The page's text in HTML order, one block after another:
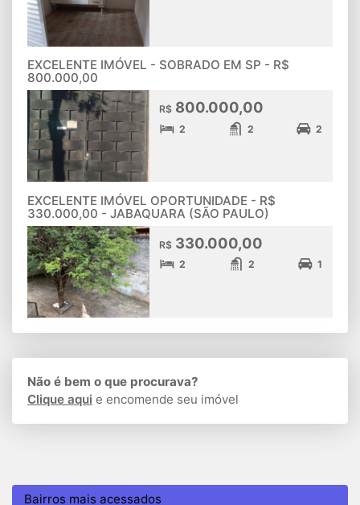
EXCELENTE IMÓVEL - SOBRADO EM SP - R$
800.000,00
R$ 800.000,00
2 2 2
EXCELENTE IMÓVEL OPORTUNIDADE - R$
330.000,00 - JABAQUARA (SÃO PAULO)
R$ 330.000,00
2 2 1
Não é bem o que procurava?
Clique aqui e encomende seu imóvel
Bairros mais acessados